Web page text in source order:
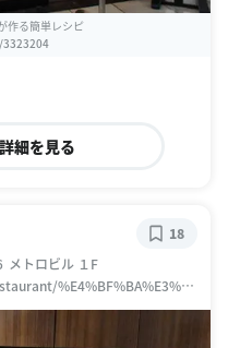
作る簡単レシピ
細を見る
メトロビル １F
%E4%BF%BA%E3%81
18